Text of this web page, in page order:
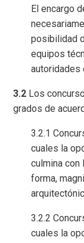
El encargo
posibilidad
equipos
autoridades
3.2 Los
grados de
3.2.1
cuales la
culmina con
forma,
3.2.2
cuales la